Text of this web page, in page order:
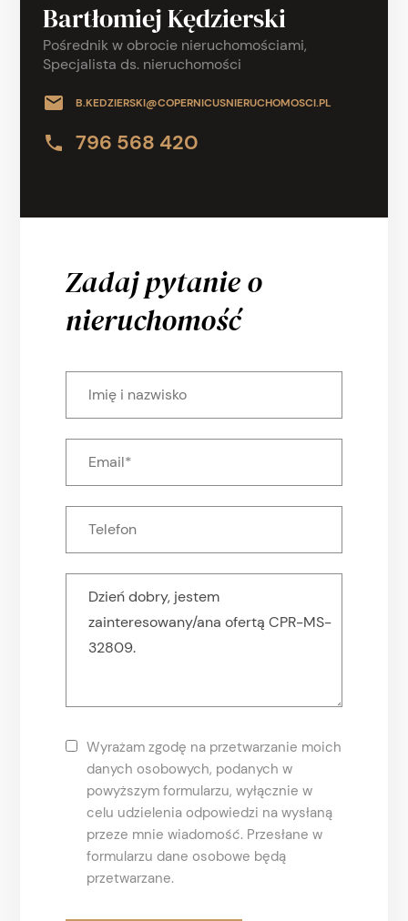
Bartłomiej Kędzierski
Pośrednik w obrocie nieruchomościami,
Specjalista ds. nieruchomości
B.KEDZIERSKI@COPERNICUSNIERUCHOMOSCI.PL
796 568 420
Zadaj pytanie o
nieruchomość
Wyrażam zgodę na przetwarzanie moich
danych osobowych, podanych w
powyższym formularzu, wyłącznie w
celu udzielenia odpowiedzi na wysłaną
przeze mnie wiadomość. Przesłane w
formularzu dane osobowe będą
przetwarzane.